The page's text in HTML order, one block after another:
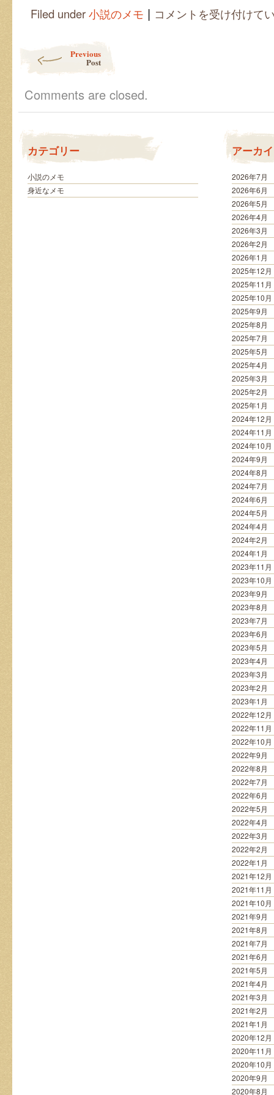
Filed under小説のメモ |
短
編
は
コメントを受け付けて
Previous
Post
Comments are closed.
カテゴリー
小説のメモ
身近なメモ
アーカ
2026年7月
2026年6月
2026年5月
2026年4月
2026年3月
2026年2月
2026年1月
2025年12月
2025年11月
2025年10月
2025年9月
2025年8月
2025年7月
2025年5月
2025年4月
2025年3月
2025年2月
2025年1月
2024年12月
2024年11月
2024年10月
2024年9月
2024年8月
2024年7月
2024年6月
2024年5月
2024年4月
2024年2月
2024年1月
2023年11月
2023年10月
2023年9月
2023年8月
2023年7月
2023年6月
2023年5月
2023年4月
2023年3月
2023年2月
2023年1月
2022年12月
2022年11月
2022年10月
2022年9月
2022年8月
2022年7月
2022年6月
2022年5月
2022年4月
2022年3月
2022年2月
2022年1月
2021年12月
2021年11月
2021年10月
2021年9月
2021年8月
2021年7月
2021年6月
2021年5月
2021年4月
2021年3月
2021年2月
2021年1月
2020年12月
2020年11月
2020年10月
2020年9月
2020年8月